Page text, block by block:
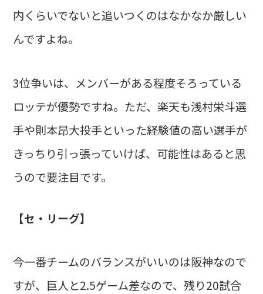
内くらいでないと追いつくのはなかなか厳しい
んですよね。
3位争いは、メンバーがある程度そろっている
ロッテが優勢ですね。ただ、楽天も浅村栄斗選
手や則本昂大投手といった経験値の高い選手が
きっちり引っ張っていけば、可能性はあると思
うので要注目です。
【セ・リーグ】
今一番チームのバランスがいいのは阪神なので
すが、巨人と2.5ゲーム差なので、残り20試合